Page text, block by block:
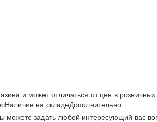
и может отличаться от цен в
Наличие на складеДополнительно
можете задать любой интересующий вас